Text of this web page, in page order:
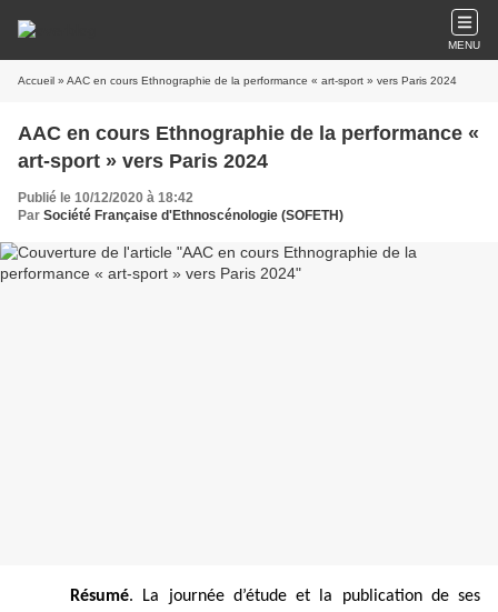
MENU
Accueil » AAC en cours Ethnographie de la performance « art-sport » vers Paris 2024
AAC en cours Ethnographie de la performance «
art-sport » vers Paris 2024
Publié le 10/12/2020 à 18:42
Par Société Française d'Ethnoscénologie (SOFETH)
Résumé. La journée d’étude et la publication de ses